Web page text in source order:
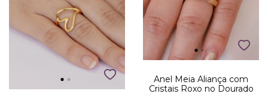
Anel Meia Aliança com
Cristais Roxo no Dourado